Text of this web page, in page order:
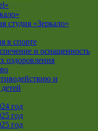
студия «Зеркало»
в спорте
и оснащенность
оздоровления
и
год
год
год